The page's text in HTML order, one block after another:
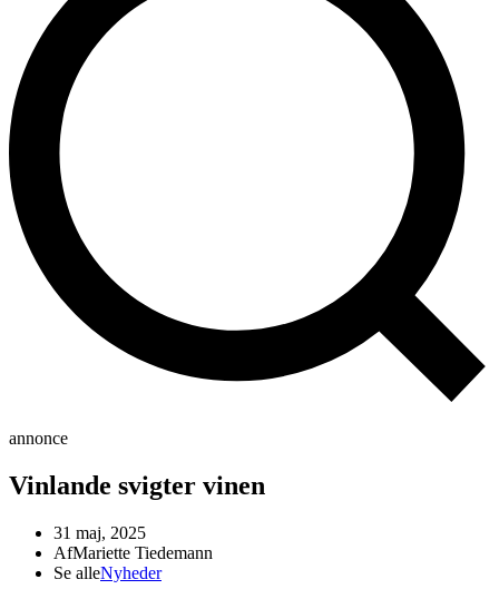
annonce
Vinlande svigter vinen
31 maj, 2025
AfMariette Tiedemann
Se alleNyheder